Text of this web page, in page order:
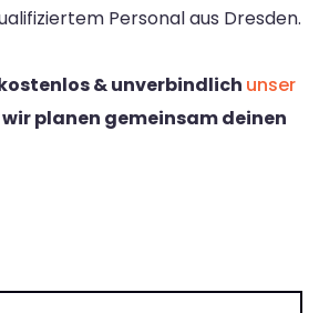
Personal aus Dresden.
& unverbindlich unser
planen gemeinsam deinen